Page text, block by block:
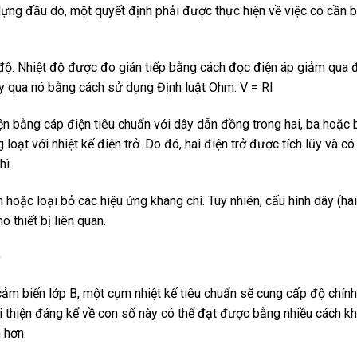
đầu dò, một quyết định phải được thực hiện về việc có cần
Nhiệt độ được đo gián tiếp bằng cách đọc điện áp giảm qua
nó bằng cách sử dụng Định luật Ohm: V = RI
bằng cáp điện tiêu chuẩn với dây dẫn đồng trong hai, ba hoặc
với nhiệt kế điện trở. Do đó, hai điện trở được tích lũy và
loại bỏ các hiệu ứng kháng chì. Tuy nhiên, cấu hình dây
thiết bị liên quan.
biến lớp B, một cụm nhiệt kế tiêu chuẩn sẽ cung cấp độ
thiện đáng kể về con số này có thể đạt được bằng nhiều cách